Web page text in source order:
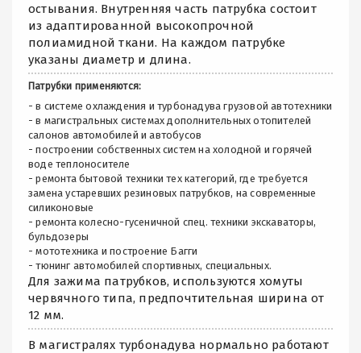
остывания. Внутренняя часть патрубка состоит
из адаптированной высокопрочной
полиамидной ткани. На каждом патрубке
указаны диаметр и длина.
Патрубки применяются:
- в системе охлаждения и турбонадува грузовой автотехники
- в магистральных системах дополнительных отопителей
салонов автомобилей и автобусов
- построении собственных систем на холодной и горячей
воде теплоносителе
- ремонта бытовой техники тех категорий, где требуется
замена устаревших резиновых патрубков, на современные
силиконовые
- ремонта колесно-гусеничной спец. техники экскаваторы,
бульдозеры
- мототехника и построение Багги
- тюнинг автомобилей спортивных, специальных.
Для зажима патрубков, используются хомуты
червячного типа, предпочтительная ширина от
12 мм.
В магистралях турбонадува нормально работают